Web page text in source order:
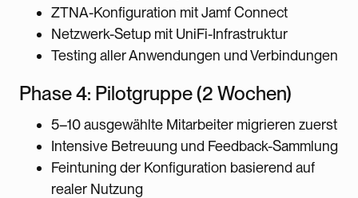
ZTNA-Konfiguration mit Jamf Connect
Netzwerk-Setup mit UniFi-Infrastruktur
Testing aller Anwendungen und Verbindungen
Phase 4: Pilotgruppe (2 Wochen)
5–10 ausgewählte Mitarbeiter migrieren zuerst
Intensive Betreuung und Feedback-Sammlung
Feintuning der Konfiguration basierend auf
realer Nutzung